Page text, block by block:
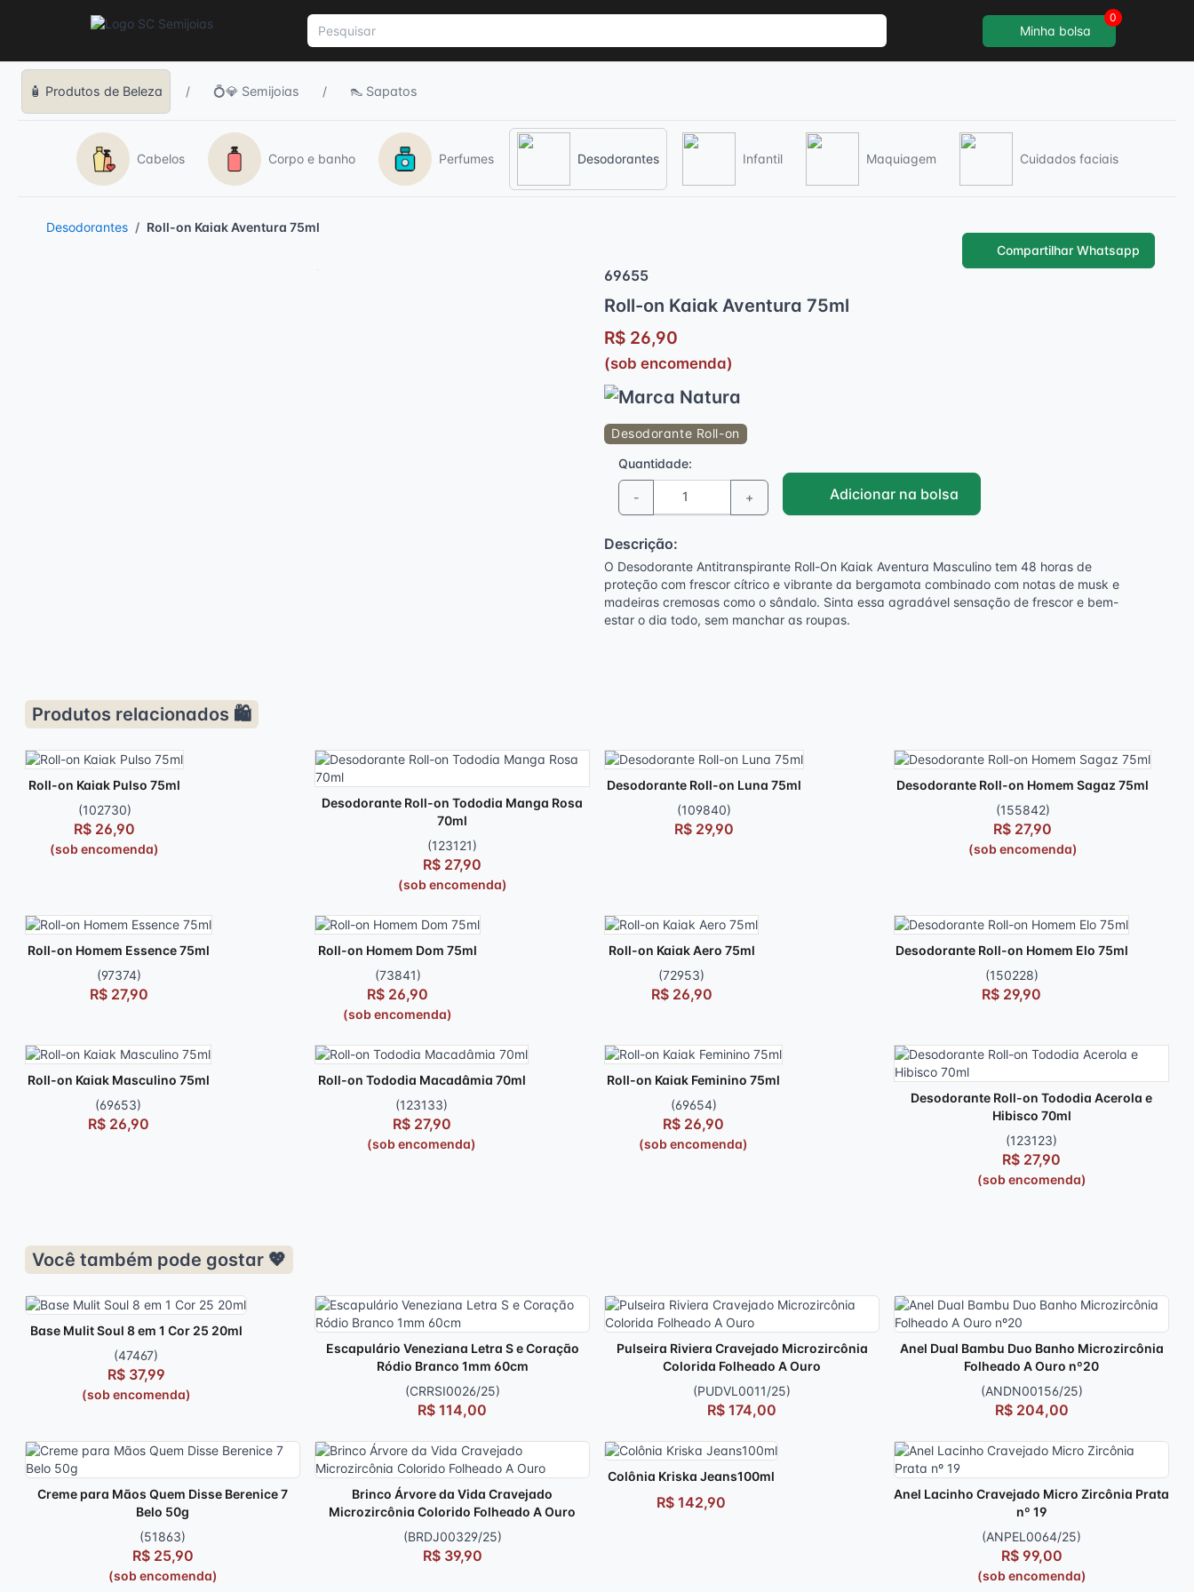
Minha bolsa
0
🧴 Produtos de Beleza / 💍💎 Semijoias / 👠 Sapatos
Cabelos Corpo e banho Perfumes Desodorantes Infantil Maquiagem Cuidados faciais
Compartilhar Whatsapp
Desodorantes Roll-on Kaiak Aventura 75ml
69655
Roll-on Kaiak Aventura 75ml
R$ 26,90
(sob encomenda)
Desodorante Roll-on
Quantidade:
- + Adicionar na bolsa
Descrição:
O Desodorante Antitranspirante Roll-On Kaiak Aventura Masculino tem 48 horas de
proteção com frescor cítrico e vibrante da bergamota combinado com notas de musk e
madeiras cremosas como o sândalo. Sinta essa agradável sensação de frescor e bem-
estar o dia todo, sem manchar as roupas.
Produtos relacionados 🛍️
Roll-on Kaiak Pulso 75ml
(102730)
R$ 26,90
(sob encomenda)
Desodorante Roll-on Tododia Manga Rosa
70ml
(123121)
R$ 27,90
(sob encomenda)
Desodorante Roll-on Luna 75ml
(109840)
R$ 29,90
Desodorante Roll-on Homem Sagaz 75ml
(155842)
R$ 27,90
(sob encomenda)
Roll-on Homem Essence 75ml
(97374)
R$ 27,90
Roll-on Homem Dom 75ml
(73841)
R$ 26,90
(sob encomenda)
Roll-on Kaiak Aero 75ml
(72953)
R$ 26,90
Desodorante Roll-on Homem Elo 75ml
(150228)
R$ 29,90
Roll-on Kaiak Masculino 75ml
(69653)
R$ 26,90
Roll-on Tododia Macadâmia 70ml
(123133)
R$ 27,90
(sob encomenda)
Roll-on Kaiak Feminino 75ml
(69654)
R$ 26,90
(sob encomenda)
Desodorante Roll-on Tododia Acerola e
Hibisco 70ml
(123123)
R$ 27,90
(sob encomenda)
Você também pode gostar 💖
Base Mulit Soul 8 em 1 Cor 25 20ml
(47467)
R$ 37,99
(sob encomenda)
Escapulário Veneziana Letra S e Coração
Ródio Branco 1mm 60cm
(CRRSI0026/25)
R$ 114,00
Pulseira Riviera Cravejado Microzircônia
Colorida Folheado A Ouro
(PUDVL0011/25)
R$ 174,00
Anel Dual Bambu Duo Banho Microzircônia
Folheado A Ouro nº20
(ANDN00156/25)
R$ 204,00
Creme para Mãos Quem Disse Berenice 7
Belo 50g
(51863)
R$ 25,90
(sob encomenda)
Brinco Árvore da Vida Cravejado
Microzircônia Colorido Folheado A Ouro
(BRDJ00329/25)
R$ 39,90
Colônia Kriska Jeans100ml
R$ 142,90
Anel Lacinho Cravejado Micro Zircônia Prata
nº 19
(ANPEL0064/25)
R$ 99,00
(sob encomenda)